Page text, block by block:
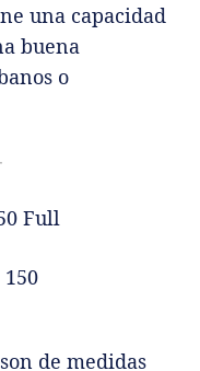
una capacidad
buena
o
de medidas